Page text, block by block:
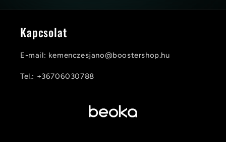
Kapcsolat
E-mail: kemenczesjano@boostershop.hu
Tel.: +36706030788